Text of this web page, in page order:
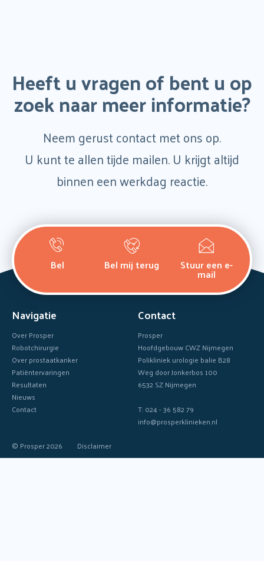
Heeft u vragen of bent u op
zoek naar meer informatie?
Neem gerust contact met ons op.
U kunt te allen tijde mailen. U krijgt altijd
binnen een werkdag reactie.
Bel Bel mij terug Stuur een e-
mail
Navigatie
Over Prosper
Robotchirurgie
Over prostaatkanker
Patiëntervaringen
Resultaten
Nieuws
Contact
Contact
Prosper
Hoofdgebouw CWZ Nijmegen
Polikliniek urologie balie B28
Weg door Jonkerbos 100
6532 SZ Nijmegen
T: 024 - 36 582 79
info@prosperklinieken.nl
© Prosper 2026
Disclaimer